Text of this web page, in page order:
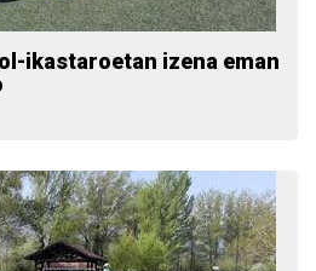
ikastaroetan izena eman